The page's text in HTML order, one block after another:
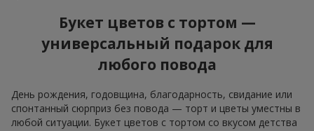
Букет цветов с тортом —
универсальный подарок для
любого повода
День рождения, годовщина, благодарность, свидание или
спонтанный сюрприз без повода — торт и цветы уместны в
любой ситуации. Букет цветов с тортом со вкусом детства